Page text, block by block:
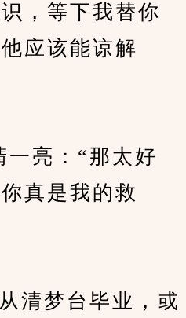
，等下我替你
应该能谅解
亮：“那太好
真是我的救
梦台毕业，或